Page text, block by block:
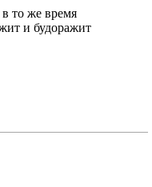
то же время
и будоражит